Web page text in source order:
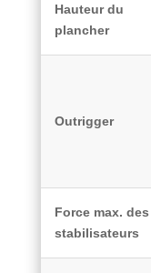
Hauteur du
plancher
Outrigger
Force max. des
stabilisateurs